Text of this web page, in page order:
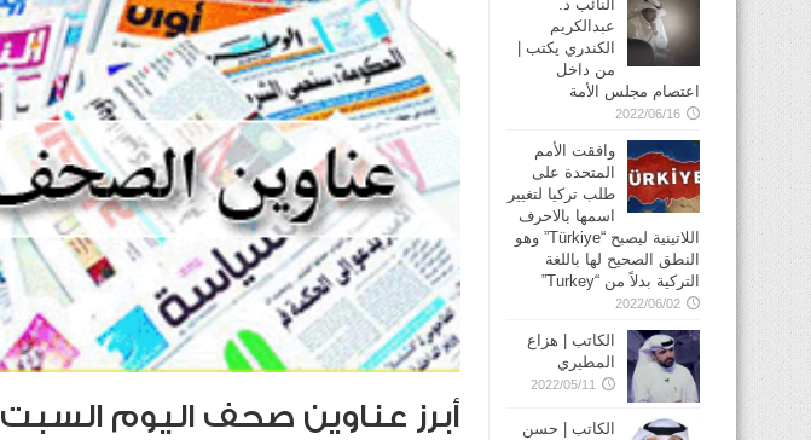
أبرز عناوين صحف اليوم السبت
النائب د.
عبدالكريم
الكندري يكتب |
من داخل
اعتصام مجلس الأمة
2022/06/16
وافقت الأمم
المتحدة على
طلب تركيا لتغيير
اسمها بالاحرف
اللاتينية ليصبح “Türkiye” وهو
النطق الصحيح لها باللغة
التركية بدلاً من “Turkey”
2022/06/02
الكاتب | هزاع
المطيري
2022/05/11
الكاتب | حسن